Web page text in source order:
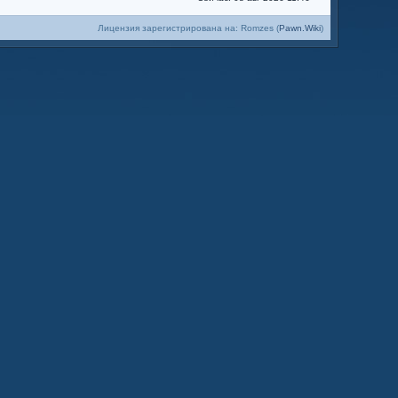
Лицензия зарегистрирована на: Romzes (Pawn.Wiki)